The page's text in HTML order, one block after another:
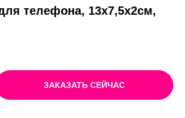
телефона, 13х7,5х2см,
ЗАКАЗАТЬ СЕЙЧАС